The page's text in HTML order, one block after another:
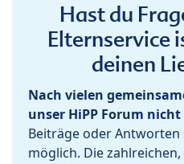
Hast du
Elternservice
deinen
Nach vielen
unser HiPP Forum
Beiträge oder
möglich. Die